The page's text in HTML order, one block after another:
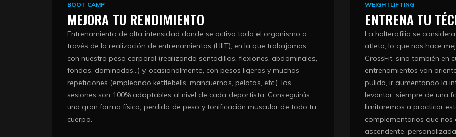
BOOT CAMP
MEJORA TU RENDIMIENTO
Entrenamiento de alta intensidad donde se activa todo el organismo a
través de la realización de entrenamientos (HIIT), en la que trabajamos
con nuestro peso corporal (realizando sentadillas, flexiones, abdominales,
fondos, dominadas…) y, ocasionalmente, con pesos ligeros y muchas
repeticiones (empleando kettlebells, mancuernas, pelotas, etc.). las
sesiones son 100% adaptables al nivel de cada deportista. Conseguirás
una gran forma física, perdida de peso y tonificación muscular de todo tu
cuerpo.
WEIGHTLIFTING
ENTRENA TU
La halterofilia se
atleta, lo que nos hace
CrossFit, sino también en
entrenamientos van
pulida, ir aumentando la
levantar, siempre de una
limitaremos a practicar
complementarios que
ascendente,